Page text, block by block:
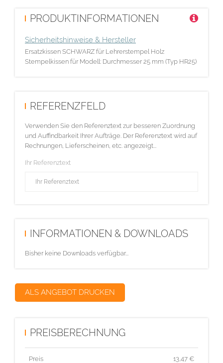
PRODUKTINFORMATIONEN
Sicherheitshinweise & Hersteller
Ersatzkissen SCHWARZ für Lehrerstempel Holz
Stempelkissen für Modell: Durchmesser 25 mm (Typ HR25)
REFERENZFELD
Verwenden Sie den Referenztext zur besseren Zuordnung
und Auffindbarkeit Ihrer Aufträge. Der Referenztext wird auf
Rechnungen, Lieferscheinen, etc. angezeigt...
Ihr Referenztext
INFORMATIONEN & DOWNLOADS
Bisher keine Downloads verfügbar...
ALS ANGEBOT DRUCKEN
PREISBERECHNUNG
Preis 13,47 €